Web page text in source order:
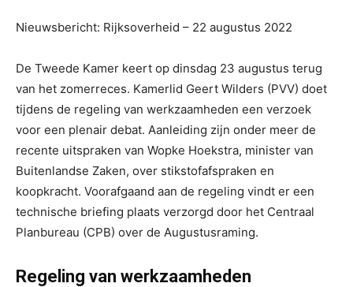
Nieuwsbericht: Rijksoverheid – 22 augustus 2022
De Tweede Kamer keert op dinsdag 23 augustus terug
van het zomerreces. Kamerlid Geert Wilders (PVV) doet
tijdens de regeling van werkzaamheden een verzoek
voor een plenair debat. Aanleiding zijn onder meer de
recente uitspraken van Wopke Hoekstra, minister van
Buitenlandse Zaken, over stikstofafspraken en
koopkracht. Voorafgaand aan de regeling vindt er een
technische briefing plaats verzorgd door het Centraal
Planbureau (CPB) over de Augustusraming.
Regeling van werkzaamheden